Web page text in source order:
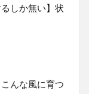
しか無い】状
んな風に育つ